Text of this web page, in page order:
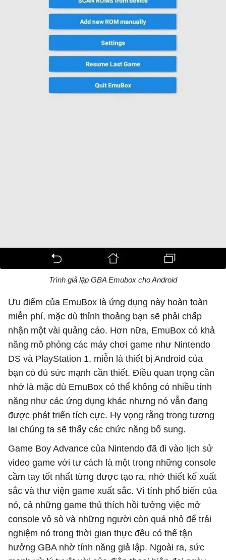
Trình giả lập GBA Emubox cho Android
Ưu điểm của EmuBox là ứng dụng này hoàn toàn
miễn phí, mặc dù thỉnh thoảng bạn sẽ phải chấp
nhận một vài quảng cáo. Hơn nữa, EmuBox có khả
năng mô phỏng các máy chơi game như Nintendo
DS và PlayStation 1, miễn là thiết bị Android của
bạn có đủ sức mạnh cần thiết. Điều quan trọng cần
nhớ là mặc dù EmuBox có thể không có nhiều tính
năng như các ứng dụng khác nhưng nó vẫn đang
được phát triển tích cực. Hy vọng rằng trong tương
lai chúng ta sẽ thấy các chức năng bổ sung.
Game Boy Advance của Nintendo đã đi vào lịch sử
video game với tư cách là một trong những console
cầm tay tốt nhất từng được tạo ra, nhờ thiết kế xuất
sắc và thư viện game xuất sắc. Vì tính phổ biến của
nó, cả những game thủ thích hồi tưởng việc mở
console vỏ sò và những người còn quá nhỏ để trải
nghiệm nó trong thời gian thực đều có thể tận
hưởng GBA nhờ tính năng giả lập. Ngoài ra, sức